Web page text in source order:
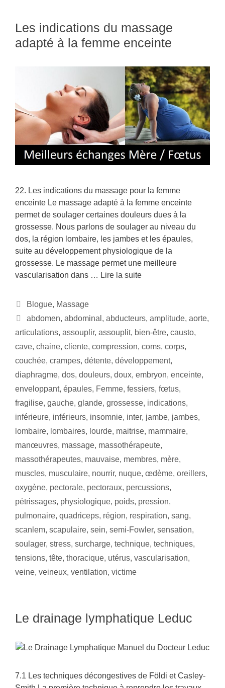
Les indications du massage
adapté à la femme enceinte
22. Les indications du massage pour la femme
enceinte Le massage adapté à la femme enceinte
permet de soulager certaines douleurs dues à la
grossesse. Nous parlons de soulager au niveau du
dos, la région lombaire, les jambes et les épaules,
suite au développement physiologique de la
grossesse. Le massage permet une meilleure
vascularisation dans … Lire la suite
Blogue, Massage
abdomen, abdominal , abducteurs, amplitude, aorte,
articulations, assouplir, assouplit, bien-être, causto,
cave, chaine, cliente, compression, coms, corps,
couchée, crampes, détente, développement,
diaphragme, dos, douleurs, doux, embryon, enceinte,
enveloppant, épaules, Femme, fessiers, fœtus,
fragilise, gauche, glande, grossesse, indications,
inférieure, inférieurs, insomnie, inter, jambe, jambes,
lombaire, lombaires, lourde, maitrise, mammaire,
manœuvres, massage, massothérapeute,
massothérapeutes, mauvaise, membres, mère,
muscles, musculaire, nourrir, nuque, œdème, oreillers,
oxygène, pectorale, pectoraux, percussions,
pétrissages, physiologique, poids, pression,
pulmonaire, quadriceps, région, respiration, sang,
scanlem, scapulaire, sein, semi-Fowler, sensation,
soulager, stress, surcharge, technique, techniques,
tensions, tête, thoracique, utérus, vascularisation,
veine, veineux, ventilation, victime
Le drainage lymphatique Leduc
7.1 Les techniques décongestives de Földi et Casley-